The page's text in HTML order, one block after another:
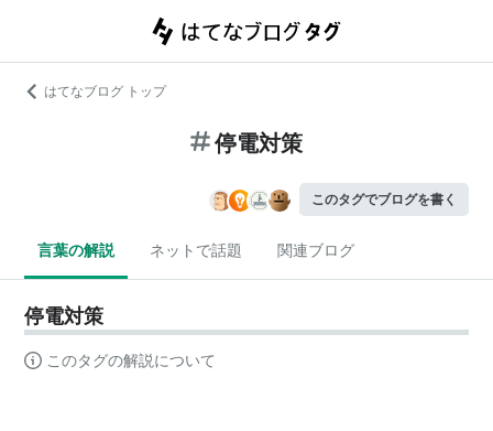
はてなブログ トップ
停電対策
このタグでブログを書く
言葉の解説 ネットで話題 関連ブログ
停電対策
このタグの解説について